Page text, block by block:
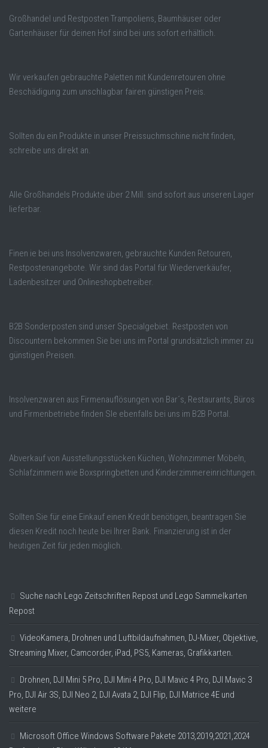
Großhandel und Restposten Trampoliens, Baumhäuser oder
Gartenhäuser für deinen Hof sind bei uns sofort erhältlich.
Wir verkaufen gebrauchte Paletten mit Kundenretouren ohne
Beschädigung zum unschlagbar fairen günstigen Preis.
Sollten du ein Produkte in unser Preissuchmschine nicht finden,
schreibe uns direkt an.
Alle Großhandels Produkte über 2 Mill. sind sofort aus unseren Lager
lieferbar.
Finen ie bei uns Insolvenzwaren, gebrauchte Kunden Retouren,
Restpostenangebote. Wir sind das Portal für Wiederverkäufer,
Ladenbesitzer und Onlineshopbetreiber.
B2B Sonderposten sind unser Specialgebiet. Restposten von
Discountern bekommen Sie bei uns im Portal grundsätzlich immer zu
günstigen Preisen.
Insolvenzwaren aus Firmenauflösungen von Bar´s, Restaurants, Büros
und Firmenbetriebe finden SIe ebenfalls bei uns im B2B Portal.
Abverkauf von Ausstellungsstücken Küchen, Wohnzimmer Möbeln,
Schlafzimmern wie Boxspringbetten und Kinderzimmereinrichtungen.
Sollten Sie für eine Einkauf einen Kredit benötigen, beantragen Sie
diesen Kredit noch heute bei Ihrer Bank. Finanzierung ist in der
heutigen Zeit für jeden möglich.
Suche nach Lego Zeitschriften Repost und Lego Sammelkarten
Repost
VideoKamera, Drohnen und Luftbildaufnahmen, DJ-Mixer, Objektive,
Streaming Mixer, Camcorder, iPad, PS5, Kameras, Grafikkarten.
Drohnen, DJI Mini 5 Pro, DJI Mini 4 Pro, DJI Mavic 4 Pro, DJI Mavic 3
Pro, DJI Air 3S, DJI Neo 2, DJI Avata 2, DJI Flip, DJI Matrice 4E und
weitere
Microsoft Office Windows Software Pakete 2013,2019,2021,2024